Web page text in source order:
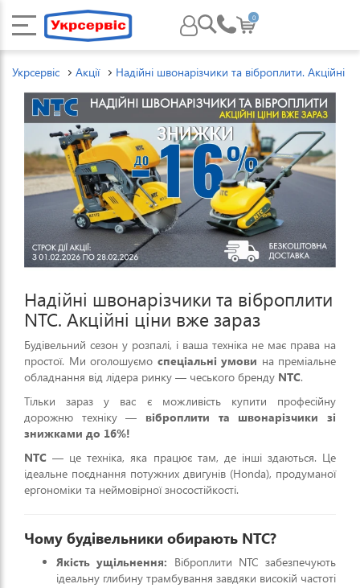
0
Укрсервіс Акції Надійні швонарізчики та віброплити. Акційні
Надійні швонарізчики та віброплити
NTC. Акційні ціни вже зараз
Будівельний сезон у розпалі, і ваша техніка не має права на
простої. Ми оголошуємо спеціальні умови на преміальне
обладнання від лідера ринку — чеського бренду NTC.
Тільки зараз у вас є можливість купити професійну
дорожню техніку — віброплити та швонарізчики зі
знижками до 16%!
NTC — це техніка, яка працює там, де інші здаються. Це
ідеальне поєднання потужних двигунів (Honda), продуманої
ергономіки та неймовірної зносостійкості.
Чому будівельники обирають NTC?
Якість ущільнення: Віброплити NTC забезпечують
ідеальну глибину трамбування завдяки високій частоті